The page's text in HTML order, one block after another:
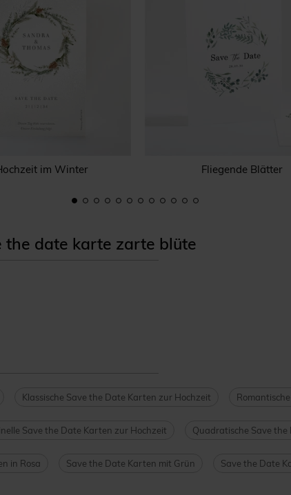
im Winter Fliegende Blätter
the date karte zarte blüte
Klassische Save the Date Karten zur Hochzeit
Save the Date Karten zur Hochzeit Quadratische Save the
in Rosa Save the Date Karten mit Grün Save the Date